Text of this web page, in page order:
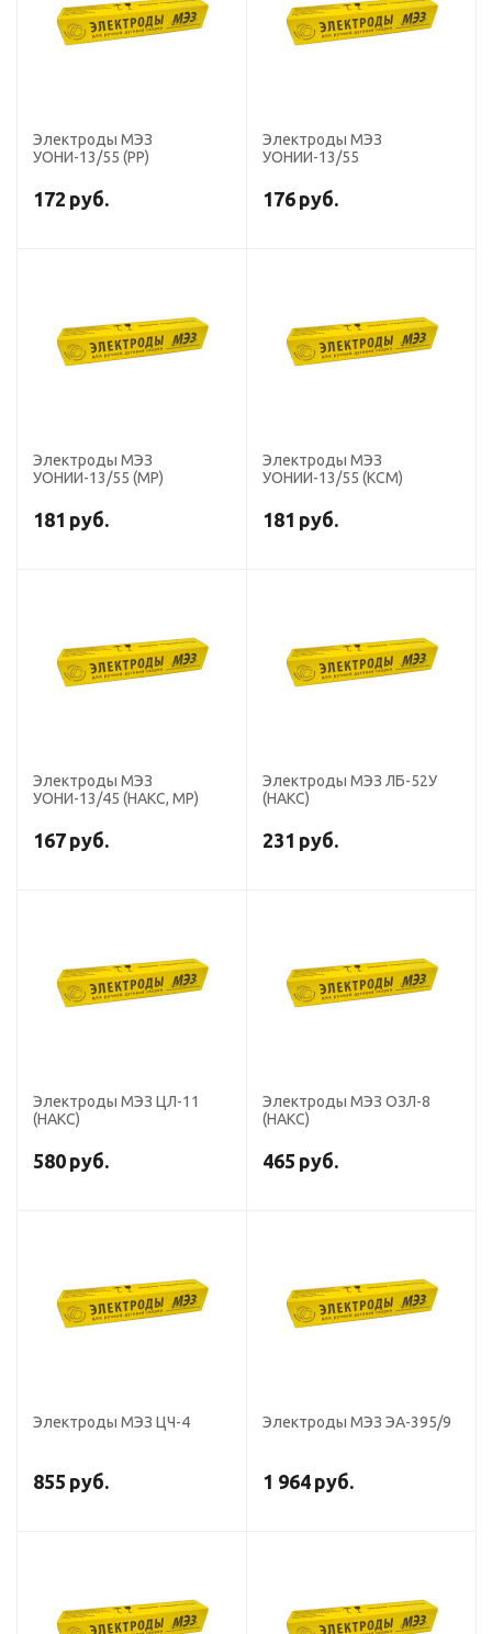
Электроды МЭЗ
УОНИ-13/55 (РР)
172 руб.
Электроды МЭЗ
УОНИИ-13/55
176 руб.
Электроды МЭЗ
УОНИИ-13/55 (МР)
181 руб.
Электроды МЭЗ
УОНИИ-13/55 (КСМ)
181 руб.
Электроды МЭЗ
УОНИ-13/45 (НАКС, МР)
167 руб.
Электроды МЭЗ ЛБ-52У
(НАКС)
231 руб.
Электроды МЭЗ ЦЛ-11
(НАКС)
580 руб.
Электроды МЭЗ ОЗЛ-8
(НАКС)
465 руб.
Электроды МЭЗ ЦЧ-4
855 руб.
Электроды МЭЗ ЭА-395/9
1 964 руб.